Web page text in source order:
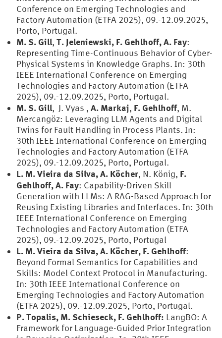
Conference on Emerging Technologies and
Factory Automation (ETFA 2025), 09.-12.09.2025,
Porto, Portugal.
M. S. Gill, T. Jeleniewski, F. Gehlhoff, A. Fay:
Representing Time-Continuous Behavior of Cyber-
Physical Systems in Knowledge Graphs. In: 30th
IEEE International Conference on Emerging
Technologies and Factory Automation (ETFA
2025), 09.-12.09.2025, Porto, Portugal.
M. S. Gill, J. Vyas , A. Markaj, F. Gehlhoff, M.
Mercangöz: Leveraging LLM Agents and Digital
Twins for Fault Handling in Process Plants. In:
30th IEEE International Conference on Emerging
Technologies and Factory Automation (ETFA
2025), 09.-12.09.2025, Porto, Portugal.
L. M. Vieira da Silva, A. Köcher, N. König, F.
Gehlhoff, A. Fay: Capability-Driven Skill
Generation with LLMs: A RAG-Based Approach for
Reusing Existing Libraries and Interfaces. In: 30th
IEEE International Conference on Emerging
Technologies and Factory Automation (ETFA
2025), 09.-12.09.2025, Porto, Portugal
L. M. Vieira da Silva, A. Köcher, F. Gehlhoff:
Beyond Formal Semantics for Capabilities and
Skills: Model Context Protocol in Manufacturing.
In: 30th IEEE International Conference on
Emerging Technologies and Factory Automation
(ETFA 2025), 09.-12.09.2025, Porto, Portugal.
P. Topalis, M. Schieseck, F. Gehlhoff: LangBO: A
Framework for Language-Guided Prior Integration